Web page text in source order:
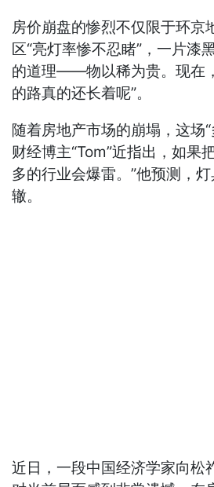
房价崩盘的惨烈不仅限于环京
区“亮灯率惨不忍睹”，一片漆
的道理——物以稀为贵。现在
的路真的还长着呢”。
随着房地产市场的崩塌，这场
财经博主“Tom”近指出，如
多的行业会爆雷。”他预测，
辙。
近日，一段中国经济学家向松